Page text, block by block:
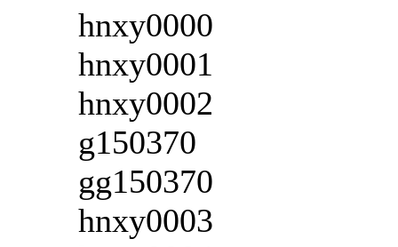
hnxy0000
hnxy0001
hnxy0002
g150370
gg150370
hnxy0003